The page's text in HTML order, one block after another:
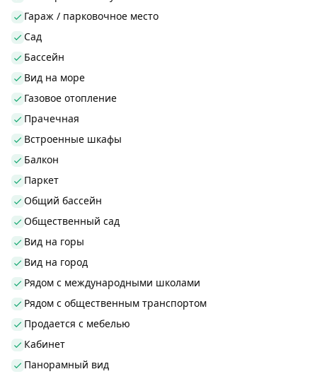
Гараж / парковочное место
Сад
Бассейн
Вид на море
Газовое отопление
Прачечная
Встроенные шкафы
Балкон
Паркет
Общий бассейн
Общественный сад
Вид на горы
Вид на город
Рядом с международными школами
Рядом с общественным транспортом
Продается с мебелью
Кабинет
Панорамный вид